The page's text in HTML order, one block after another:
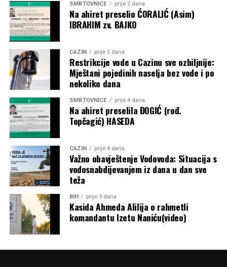
SMRTOVNICE prije 2 dana
Na ahiret preselio ĆORALIĆ (Asim)
IBRAHIM zv. BAJKO
CAZIN prije 5 dana
Restrikcije vode u Cazinu sve ozbiljnije:
Mještani pojedinih naselja bez vode i po
nekoliko dana
SMRTOVNICE prije 4 dana
Na ahiret preselila ĐOGIĆ (rođ.
Topčagić) HASEDA
CAZIN prije 4 dana
Važno obavještenje Vodovoda: Situacija s
vodosnabdijevanjem iz dana u dan sve
teža
BIH prije 3 dana
Kasida Ahmeda Alilija o rahmetli
komandantu Izetu Naniću(video)